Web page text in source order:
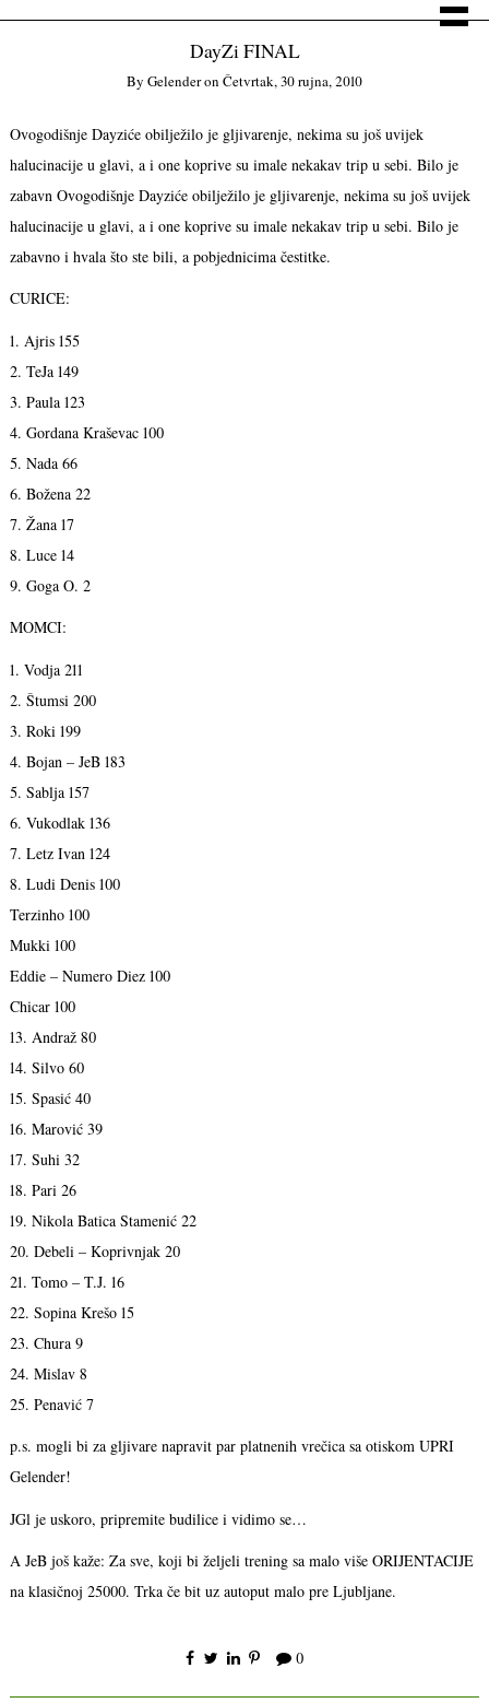
DayZi FINAL
By Gelenderon Četvrtak, 30 rujna, 2010
Ovogodišnje Dayziće obilježilo je gljivarenje, nekima su još uvijek
halucinacije u glavi, a i one koprive su imale nekakav trip u sebi. Bilo je
zabavn Ovogodišnje Dayziće obilježilo je gljivarenje, nekima su još uvijek
halucinacije u glavi, a i one koprive su imale nekakav trip u sebi. Bilo je
zabavno i hvala što ste bili, a pobjednicima čestitke.
CURICE:
1. Ajris 155
2. TeJa 149
3. Paula 123
4. Gordana Kraševac 100
5. Nada 66
6. Božena 22
7. Žana 17
8. Luce 14
9. Goga O. 2
MOMCI:
1. Vodja 211
2. Štumsi 200
3. Roki 199
4. Bojan – JeB 183
5. Sablja 157
6. Vukodlak 136
7. Letz Ivan 124
8. Ludi Denis 100
Terzinho 100
Mukki 100
Eddie – Numero Diez 100
Chicar 100
13. Andraž 80
14. Silvo 60
15. Spasić 40
16. Marović 39
17. Suhi 32
18. Pari 26
19. Nikola Batica Stamenić 22
20. Debeli – Koprivnjak 20
21. Tomo – T.J. 16
22. Sopina Krešo 15
23. Chura 9
24. Mislav 8
25. Penavić 7
p.s. mogli bi za gljivare napravit par platnenih vrečica sa otiskom UPRI
Gelender!
JGl je uskoro, pripremite budilice i vidimo se…
A JeB još kaže: Za sve, koji bi željeli trening sa malo više ORIJENTACIJE
na klasičnoj 25000. Trka če bit uz autoput malo pre Ljubljane.
0